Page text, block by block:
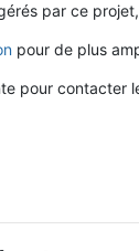
par ce
pour de plus
pour contacter